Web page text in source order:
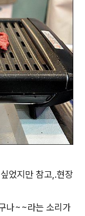
었지만 참고,.현장
나~~라는 소리가